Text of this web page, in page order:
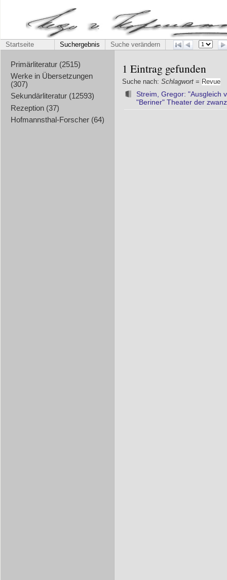
Startseite Suchergebnis Suche verändern
Primärliteratur (2515)
Werke in Übersetzungen
(307)
Sekundärliteratur (12593)
Rezeption (37)
Hofmannsthal-Forscher (64)
1 Eintrag gefunden
Suche nach: Schlagwort = Revue
Streim, Gregor: "Ausgleich
"Beriner" Theater der